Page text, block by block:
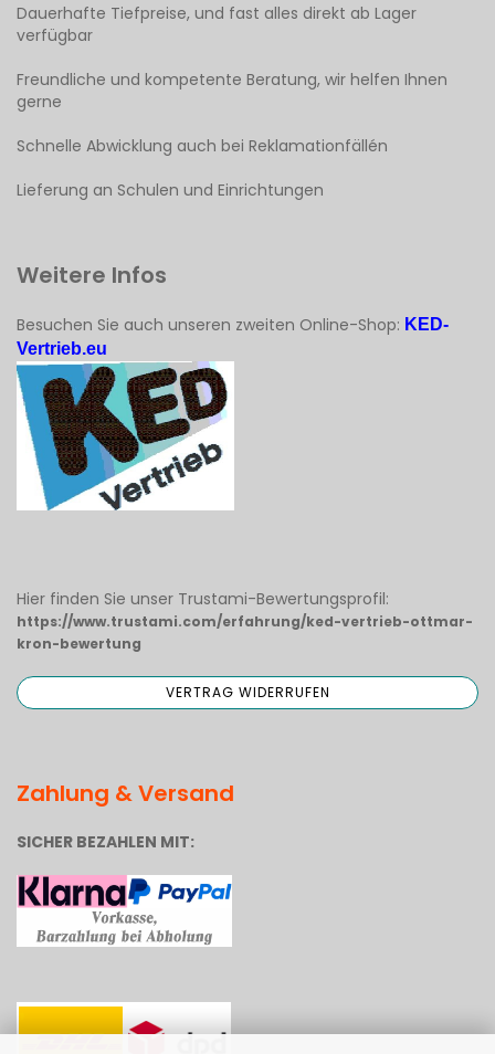
Dauerhafte Tiefpreise, und fast alles direkt ab Lager
verfügbar
Freundliche und kompetente Beratung, wir helfen Ihnen
gerne
Schnelle Abwicklung auch bei Reklamationfällén
Lieferung an Schulen und Einrichtungen
Weitere Infos
Besuchen Sie auch unseren zweiten Online-Shop: KED-
Vertrieb.eu
Hier finden Sie unser Trustami-Bewertungsprofil:
https://www.trustami.com/erfahrung/ked-vertrieb-ottmar-
kron-bewertung
Zahlung & Versand
SICHER BEZAHLEN MIT: